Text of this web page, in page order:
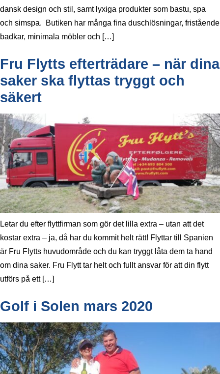
dansk design och stil, samt lyxiga produkter som bastu, spa
och simspa. Butiken har många fina duschlösningar, fristående
badkar, minimala möbler och […]
Fru Flytts efterträdare – när dina
saker ska flyttas tryggt och
säkert
Letar du efter flyttfirman som gör det lilla extra – utan att det
kostar extra – ja, då har du kommit helt rätt! Flyttar till Spanien
är Fru Flytts huvudområde och du kan tryggt låta dem ta hand
om dina saker. Fru Flytt tar helt och fullt ansvar för att din flytt
utförs på ett […]
Golf i Solen mars 2020